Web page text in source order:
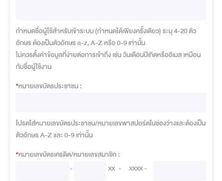
กำหนดชื่อผู้ใช้สำหรับเข้าระบบ (กำหนดได้เพียงครั้งเดียว) ระบุ 4-20 ตัว
อักษร ต้องเป็นตัวอักษร a-z, A-Z หรือ 0-9 เท่านั้น
ไม่ควรตั้งค่าข้อมูลที่ง่ายต่อการเข้าถึง เช่น วันเดือนปีเกิดหรืออีเมล เหมือน
กับชื่อผู้ใช้งาน
*หมายเลขบัตรประชาชน :
โปรดใส่หมายเลขบัตรประชาชน/หมายเลขพาสปอร์ตในช่องว่างและต้องเป็น
ตัวอักษร A-Z และ 0-9 เท่านั้น
*หมายเลขบัตรเครดิต/หมายเลขสมาชิก :
- XX - XXXX -